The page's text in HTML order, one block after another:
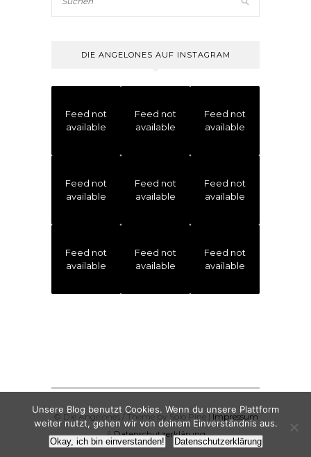
DIE ANGELONES AUF INSTAGRAM
Feed not
available
Feed not
available
Feed not
available
Feed not
available
Feed not
available
Feed not
available
Feed not
available
Feed not
available
Feed not
available
© Die Angelones / Theme by Solo Pine | Impressum
&Datenschutzerklärung
Unsere Blog benutzt Cookies. Wenn du unsere Plattform
weiter nutzt, gehen wir von deinem Einverständnis aus.
Okay, ich bin einverstanden! Datenschutzerklärung